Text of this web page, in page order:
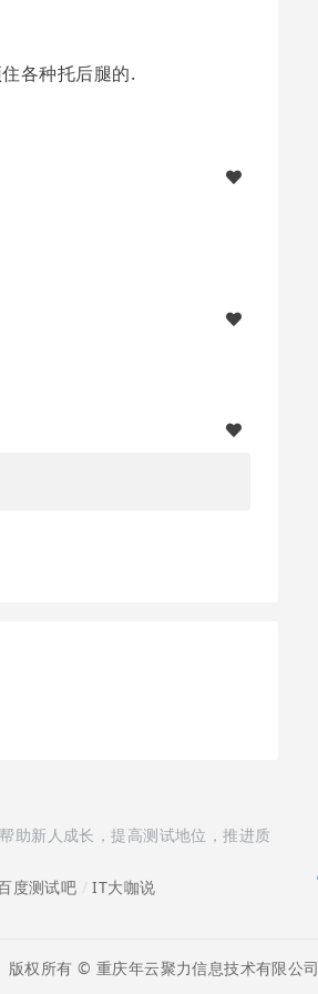
各种托后腿的.
助新人成长，提高测试地位，推进质
度测试吧 /IT大咖说
版权所有 © 重庆年云聚力信息技术有限公司